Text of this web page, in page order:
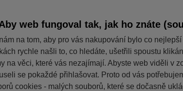
web fungoval tak, jak ho znáte
na tom, aby pro vás nakupování bylo co
rychle našli to, co hledáte, ušetřili spoustu
na věci, které vás nezajímají. Abyste web viděli v
se pokaždé přihlašovat. Proto od vás
cookies - malých souborů, které se dočasně